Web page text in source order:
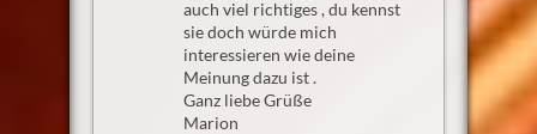
auch viel richtiges , du kennst
sie doch würde mich
interessieren wie deine
Meinung dazu ist .
Ganz liebe Grüße
Marion